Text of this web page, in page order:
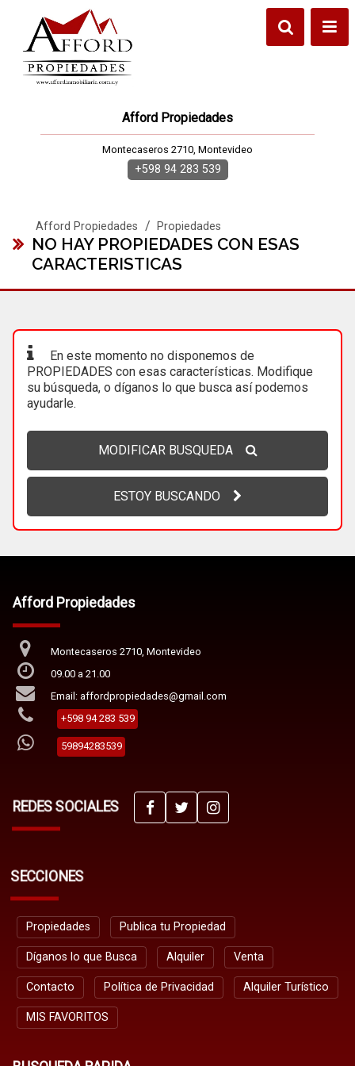
Afford Propiedades
Montecaseros 2710, Montevideo
+598 94 283 539
Afford Propiedades / Propiedades
NO HAY PROPIEDADES CON ESAS
CARACTERISTICAS
En este momento no disponemos de
PROPIEDADES con esas características. Modifique
su búsqueda, o díganos lo que busca así podemos
ayudarle.
MODIFICAR BUSQUEDA
ESTOY BUSCANDO
Afford Propiedades
Montecaseros 2710, Montevideo
09.00 a 21.00
Email: affordpropiedades@gmail.com
+598 94 283 539
59894283539
REDES SOCIALES
SECCIONES
Propiedades Publica tu Propiedad
Díganos lo que Busca Alquiler Venta
Contacto Política de Privacidad Alquiler Turístico
MIS FAVORITOS